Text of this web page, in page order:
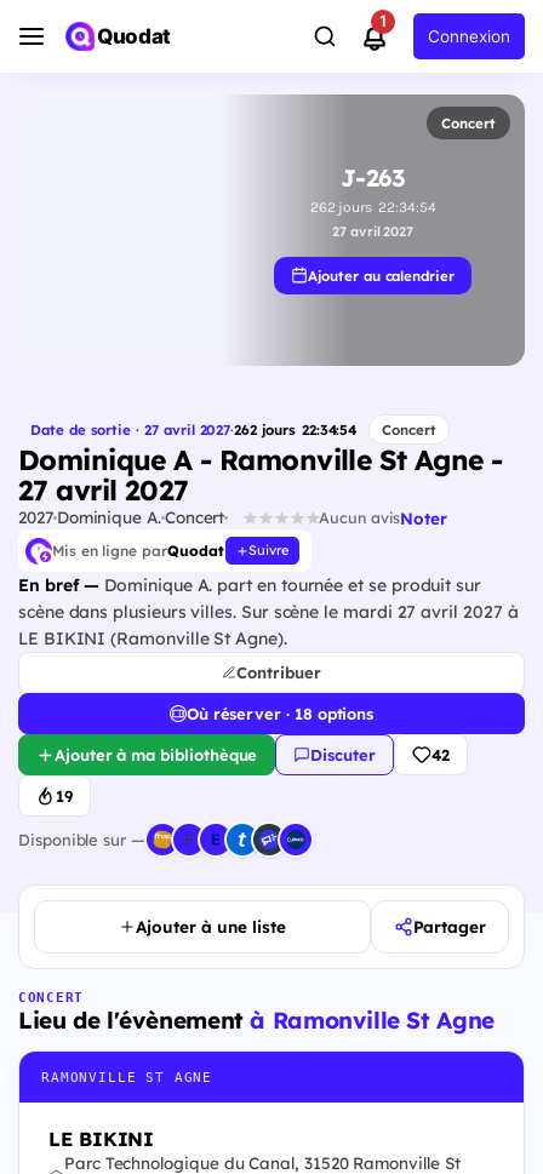
Quodat
1
Connexion
Concert
J-263
262 jours 22:34:53
27 avril 2027
Ajouter au calendrier
Date de sortie · 27 avril 2027·262jours 22:34:53 Concert
Dominique A - Ramonville St Agne -
27 avril 2027
2027Dominique A.Concert Aucun avisNoter
Mis en ligne parQuodat Suivre
En bref — Dominique A. part en tournée et se produit sur
scène dans plusieurs villes. Sur scène le mardi 27 avril 2027 à
LE BIKINI (Ramonville St Agne).
Contribuer
Où réserver · 18 options
Ajouter à ma bibliothèque Discuter 42
19
Disponible sur —
Ajouter à une liste Partager
CONCERT
Lieu de l'évènementà Ramonville St Agne
RAMONVILLE ST AGNE
LE BIKINI
Parc Technologique du Canal, 31520 Ramonville St